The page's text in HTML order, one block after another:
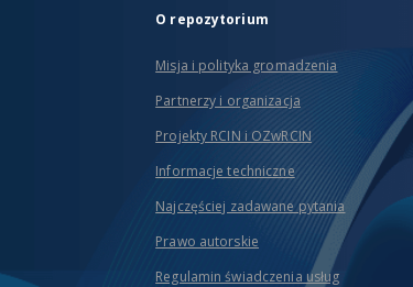
O repozytorium
Misja i polityka gromadzenia
Partnerzy i organizacja
Projekty RCIN i OZwRCIN
Informacje techniczne
Najczęściej zadawane pytania
Prawo autorskie
Regulamin świadczenia usług